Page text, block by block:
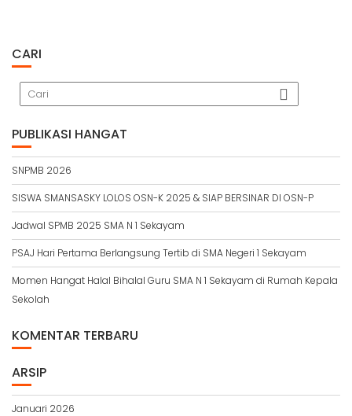
CARI
PUBLIKASI HANGAT
SNPMB 2026
SISWA SMANSASKY LOLOS OSN-K 2025 & SIAP BERSINAR DI OSN-P
Jadwal SPMB 2025 SMA N 1 Sekayam
PSAJ Hari Pertama Berlangsung Tertib di SMA Negeri 1 Sekayam
Momen Hangat Halal Bihalal Guru SMA N 1 Sekayam di Rumah Kepala
Sekolah
KOMENTAR TERBARU
ARSIP
Januari 2026